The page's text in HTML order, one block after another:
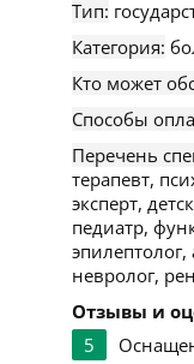
Тип:
Категория:
Кто может
Способы
Перечень
терапевт,
эксперт,
педиатр,
эпилептолог,
невролог,
Отзывы и
5